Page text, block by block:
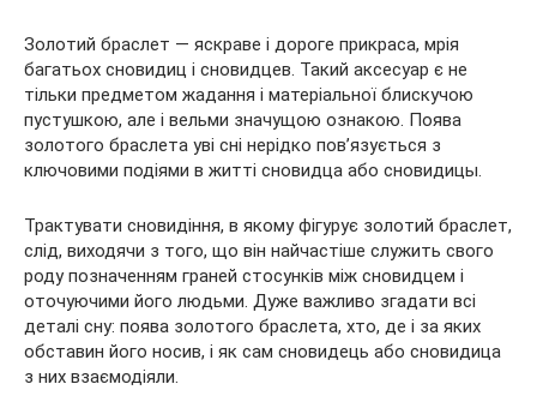
Золотий браслет — яскраве і дороге прикраса, мрія
багатьох сновидиц і сновидцев. Такий аксесуар є не
тільки предметом жадання і матеріальної блискучою
пустушкою, але і вельми значущою ознакою. Поява
золотого браслета уві сні нерідко пов’язується з
ключовими подіями в житті сновидца або сновидицы.
Трактувати сновидіння, в якому фігурує золотий браслет,
слід, виходячи з того, що він найчастіше служить свого
роду позначенням граней стосунків між сновидцем і
оточуючими його людьми. Дуже важливо згадати всі
деталі сну: поява золотого браслета, хто, де і за яких
обставин його носив, і як сам сновидець або сновидица
з них взаємодіяли.